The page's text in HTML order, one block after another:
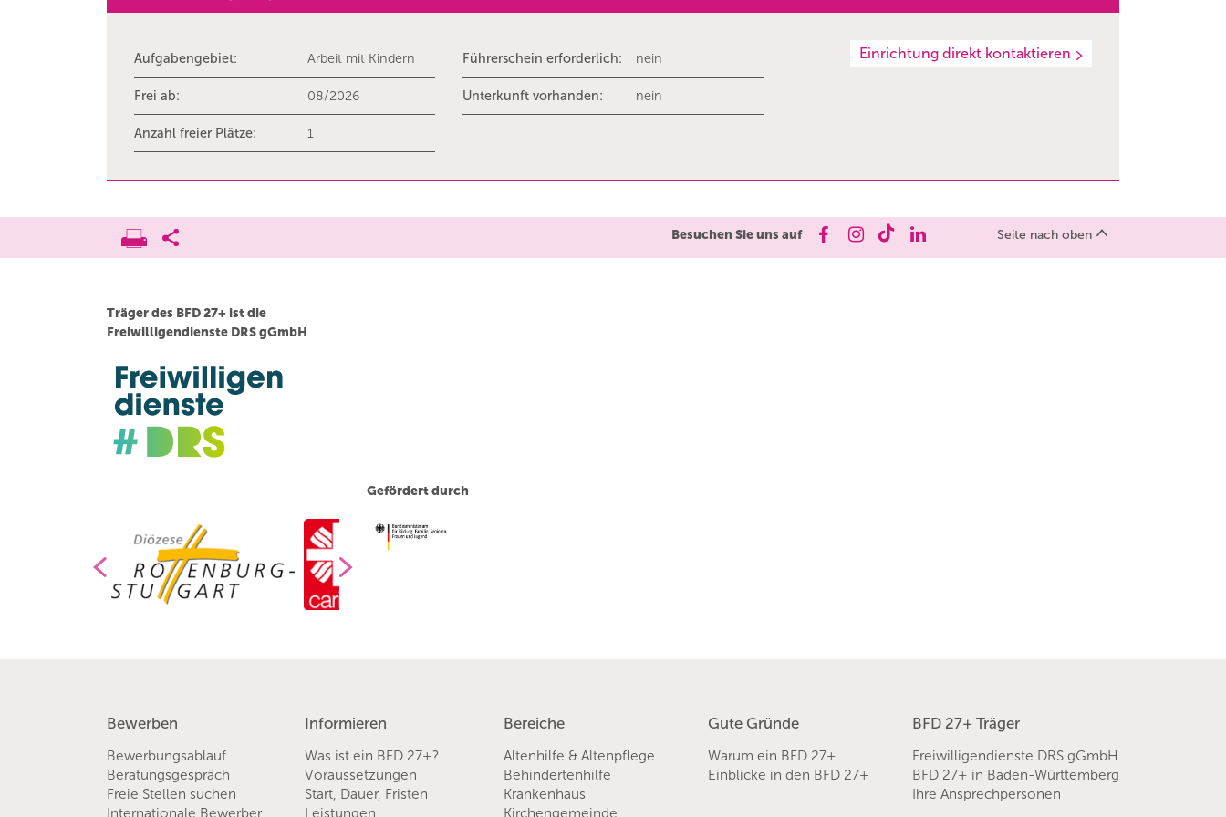
Aufgabengebiet: Arbeit mit Kindern
Frei ab: 08/2026
Anzahl freier Plätze: 1
Führerschein erforderlich: nein
Unterkunft vorhanden: nein
Einrichtung direkt kontaktieren
Besuchen Sie uns auf Seite nach oben
Träger des BFD 27+ ist die
Freiwilligendienste DRS gGmbH
Gefördert durch
Bewerben
Bewerbungsablauf
Beratungsgespräch
Freie Stellen suchen
Internationale Bewerber
Informieren
Was ist ein BFD 27+?
Voraussetzungen
Start, Dauer, Fristen
Leistungen
Bereiche
Altenhilfe & Altenpflege
Behindertenhilfe
Krankenhaus
Kirchengemeinde
Gute Gründe
Warum ein BFD 27+
Einblicke in den BFD 27+
BFD 27+ Träger
Freiwilligendienste DRS gGmbH
BFD 27+ in Baden-Württemberg
Ihre Ansprechpersonen